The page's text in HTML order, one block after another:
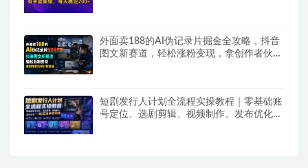
外面卖188的AI伪记录片掘金全攻略，抖音
图文新赛道，轻松涨粉变现，拿创作者伙伴
短剧发行人计划全流程实操教程｜零基础账
号定位、选剧剪辑、视频制作、发布优化一